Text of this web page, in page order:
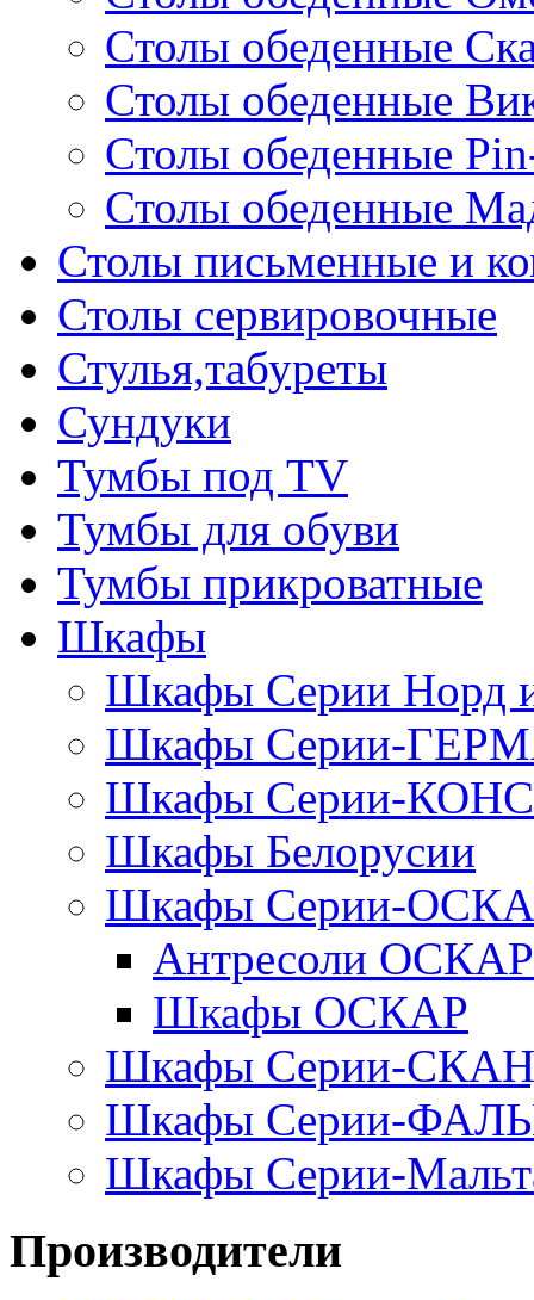
Столы обеденные
Столы обеденные
Столы обеденные
Столы обеденные
Столы письменные и
Столы сервировочные
Стулья,табуреты
Сундуки
Тумбы под TV
Тумбы для обуви
Тумбы прикроватные
Шкафы
Шкафы Серии
Шкафы Серии-
Шкафы Серии-
Шкафы Белорусии
Шкафы Серии-
Антресоли ОСКАР
Шкафы ОСКАР
Шкафы Серии-
Шкафы Серии-
Шкафы Серии-
Производители